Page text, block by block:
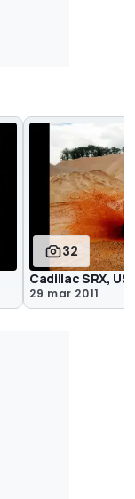
32
Cadillac SRX,
29 mar 2011